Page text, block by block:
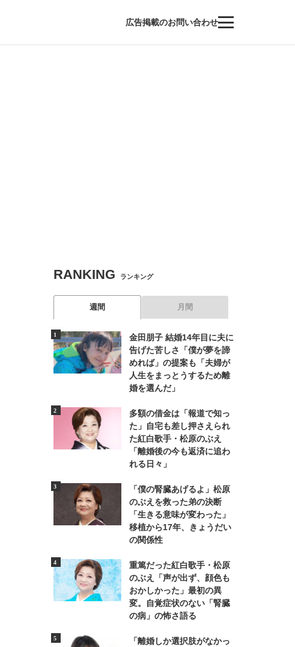
広告掲載のお問い合わせ
RANKING ランキング
週間 月間
金田朋子 結婚14年目に夫に
告げた苦しさ「僕が夢を諦
めれば」の提案も「夫婦が
人生をまっとうするため離
婚を選んだ」
多額の借金は「報道で知っ
た」自宅も差し押さえられ
た紅白歌手・松原のぶえ
「離婚後の今も返済に追わ
れる日々」
「僕の腎臓あげるよ」松原
のぶえを救った弟の決断
「生きる意味が変わった」
移植から17年、きょうだい
の関係性
重篤だった紅白歌手・松原
のぶえ「声が出ず、顔色も
おかしかった」最初の異
変。自覚症状のない「腎臓
の病」の怖さ語る
「離婚しか選択肢がなかっ